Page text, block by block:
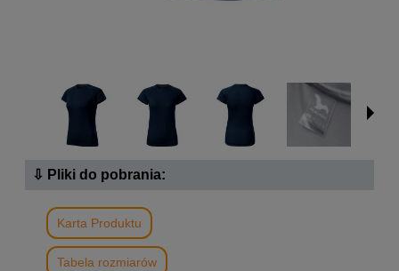
⇩ Pliki do pobrania:
Karta Produktu
Tabela rozmiarów